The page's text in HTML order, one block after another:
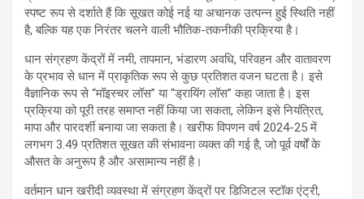
स्पष्ट रूप से दर्शाते हैं कि सूखत कोई नई या अचानक उत्पन्न हुई स्थिति नहीं
है, बल्कि यह एक निरंतर चलने वाली भौतिक-तकनीकी प्रक्रिया है।
धान संग्रहण केंद्रों में नमी, तापमान, भंडारण अवधि, परिवहन और वातावरण
के प्रभाव से धान में प्राकृतिक रूप से कुछ प्रतिशत वजन घटता है। इसे
वैज्ञानिक रूप से “मॉइस्चर लॉस” या “ड्रायिंग लॉस” कहा जाता है। इस
प्रक्रिया को पूरी तरह समाप्त नहीं किया जा सकता, लेकिन इसे नियंत्रित,
मापा और पारदर्शी बनाया जा सकता है। खरीफ विपणन वर्ष 2024-25 में
लगभग 3.49 प्रतिशत सूखत की संभावना व्यक्त की गई है, जो पूर्व वर्षों के
औसत के अनुरूप है और असामान्य नहीं है।
वर्तमान धान खरीदी व्यवस्था में संग्रहण केंद्रों पर डिजिटल स्टॉक एंट्री,